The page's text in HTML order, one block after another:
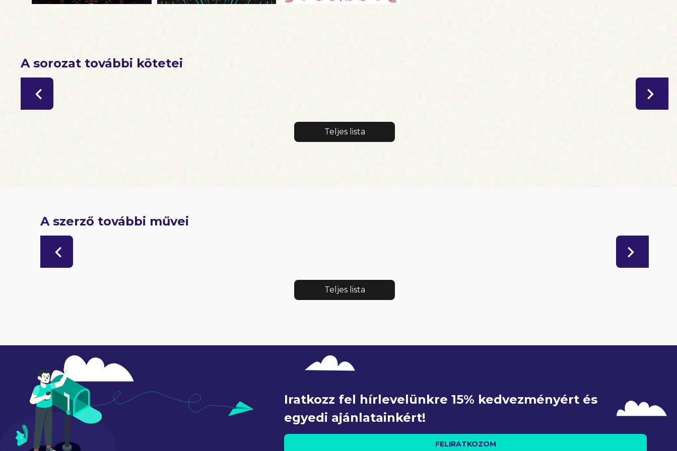
A sorozat további kötetei
Teljes lista
A szerző további művei
Teljes lista
Iratkozz fel hírlevelünkre 15% kedvezményért és
egyedi ajánlatainkért!
FELIRATKOZOM